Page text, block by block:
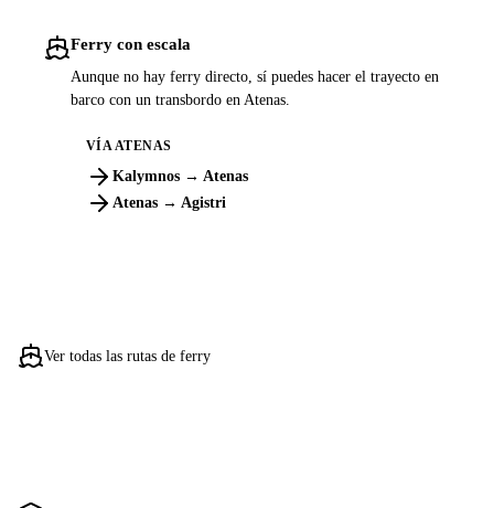
Ferry con escala
Aunque no hay ferry directo, sí puedes hacer el trayecto en
barco con un transbordo en Atenas.
VÍA ATENAS
Kalymnos → Atenas
Atenas → Agistri
Ver todas las rutas de ferry